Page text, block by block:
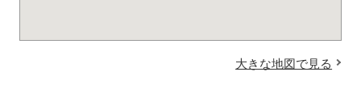
大きな地図で見る